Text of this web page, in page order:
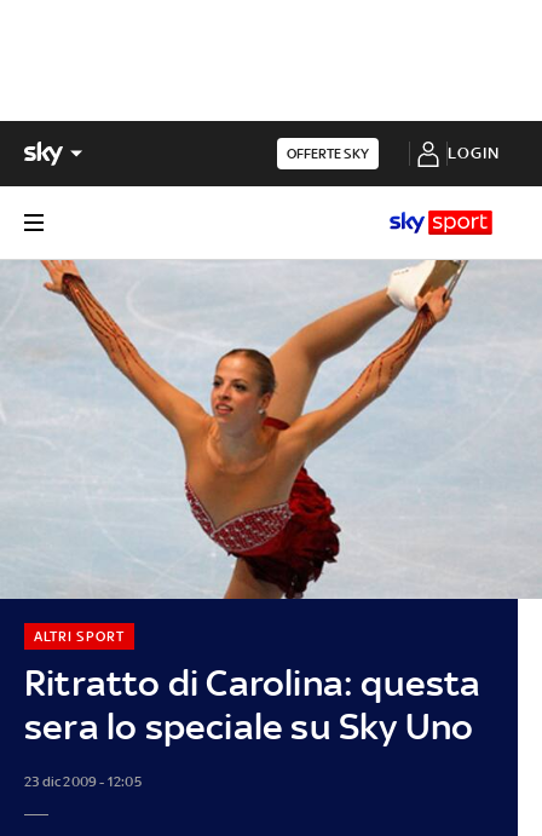
OFFERTE SKY LOGIN
Ritratto di Carolina: questa
sera lo speciale su Sky Uno
ALTRI SPORT
23 dic 2009 - 12:05